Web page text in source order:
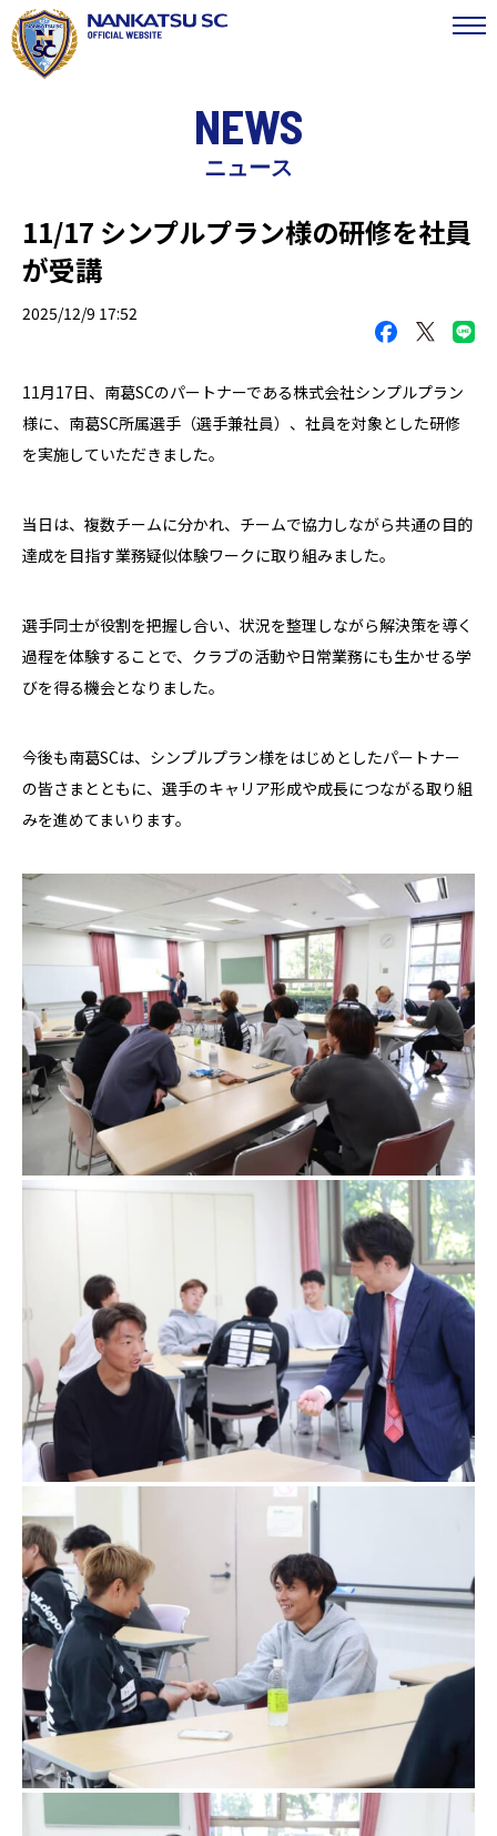
NEWS
ニュース
11/17 シンプルプラン様の研修を社員
が受講
2025/12/9 17:52
11月17日、南葛SCのパートナーである株式会社シンプルプラン
様に、南葛SC所属選手（選手兼社員）、社員を対象とした研修
を実施していただきました。
当日は、複数チームに分かれ、チームで協力しながら共通の目的
達成を目指す業務疑似体験ワークに取り組みました。
選手同士が役割を把握し合い、状況を整理しながら解決策を導く
過程を体験することで、クラブの活動や日常業務にも生かせる学
びを得る機会となりました。
今後も南葛SCは、シンプルプラン様をはじめとしたパートナー
の皆さまとともに、選手のキャリア形成や成長につながる取り組
みを進めてまいります。